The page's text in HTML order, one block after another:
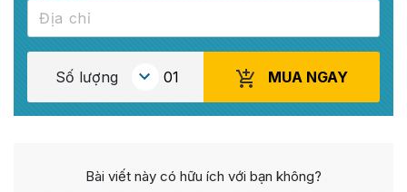
Số lượng MUA NGAY
Bài viết này có hữu ích với bạn không?